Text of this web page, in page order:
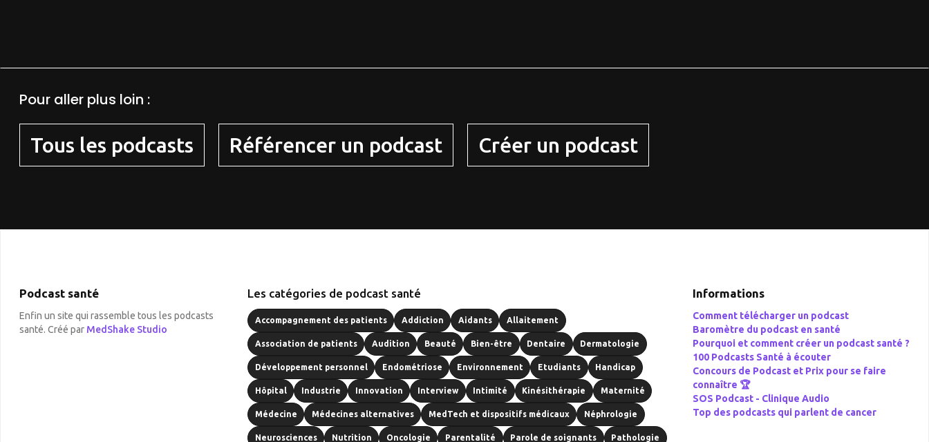
Pour aller plus loin :
Tous les podcasts Référencer un podcast Créer un podcast
Podcast santé
Enfin un site qui rassemble tous les podcasts
santé. Créé par MedShake Studio
Les catégories de podcast santé
Accompagnement des patients Addiction Aidants Allaitement
Association de patients Audition Beauté Bien-être Dentaire Dermatologie
Développement personnel Endométriose Environnement Etudiants Handicap
Hôpital Industrie Innovation Interview Intimité Kinésithérapie Maternité
Médecine Médecines alternatives MedTech et dispositifs médicaux Néphrologie
Neurosciences Nutrition Oncologie Parentalité Parole de soignants Pathologie
Informations
Comment télécharger un podcast
Baromètre du podcast en santé
Pourquoi et comment créer un podcast santé ?
100 Podcasts Santé à écouter
Concours de Podcast et Prix pour se faire
connaître 🏆
SOS Podcast - Clinique Audio
Top des podcasts qui parlent de cancer